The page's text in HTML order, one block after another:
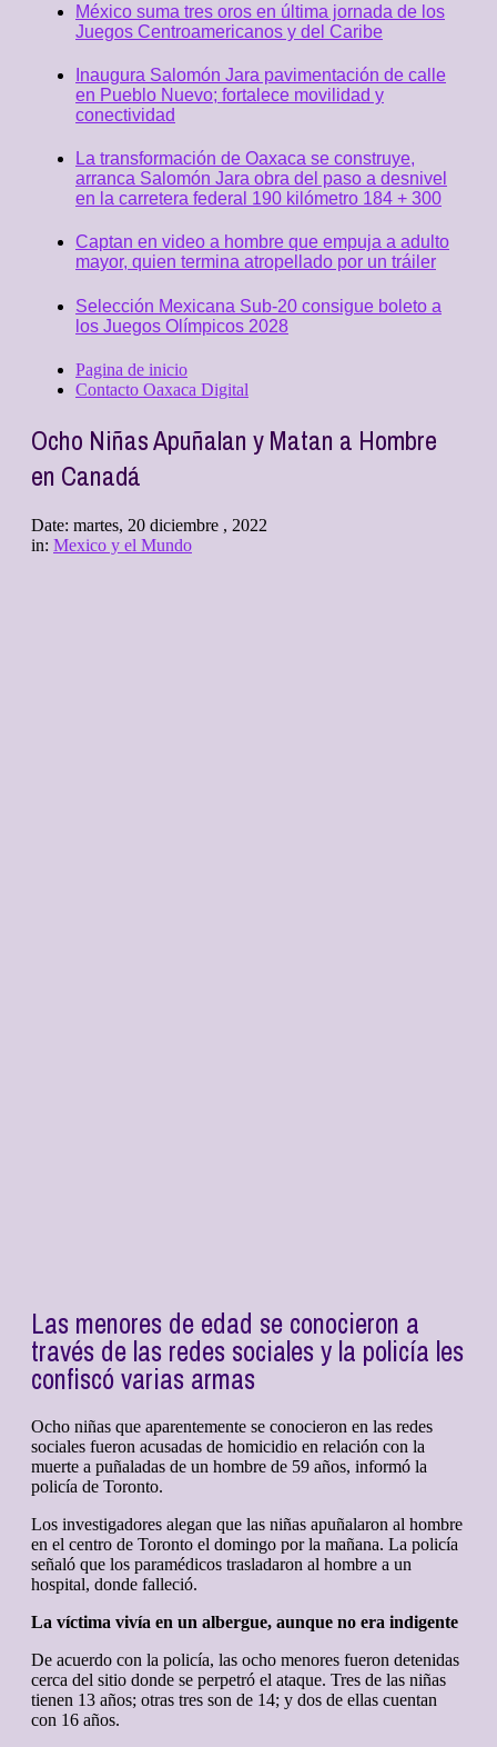
México suma tres oros en última jornada de los
Juegos Centroamericanos y del Caribe
Inaugura Salomón Jara pavimentación de calle
en Pueblo Nuevo; fortalece movilidad y
conectividad
La transformación de Oaxaca se construye,
arranca Salomón Jara obra del paso a desnivel
en la carretera federal 190 kilómetro 184 + 300
Captan en video a hombre que empuja a adulto
mayor, quien termina atropellado por un tráiler
Selección Mexicana Sub-20 consigue boleto a
los Juegos Olímpicos 2028
Pagina de inicio
Contacto Oaxaca Digital
Ocho Niñas Apuñalan y Matan a Hombre
en Canadá
Date: martes, 20 diciembre , 2022
in: Mexico y el Mundo
Las menores de edad se conocieron a
través de las redes sociales y la policía les
confiscó varias armas
Ocho niñas que aparentemente se conocieron en las redes
sociales fueron acusadas de homicidio en relación con la
muerte a puñaladas de un hombre de 59 años, informó la
policía de Toronto.
Los investigadores alegan que las niñas apuñalaron al hombre
en el centro de Toronto el domingo por la mañana. La policía
señaló que los paramédicos trasladaron al hombre a un
hospital, donde falleció.
La víctima vivía en un albergue, aunque no era indigente
De acuerdo con la policía, las ocho menores fueron detenidas
cerca del sitio donde se perpetró el ataque. Tres de las niñas
tienen 13 años; otras tres son de 14; y dos de ellas cuentan
con 16 años.